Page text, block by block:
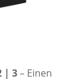
| 3– Einen